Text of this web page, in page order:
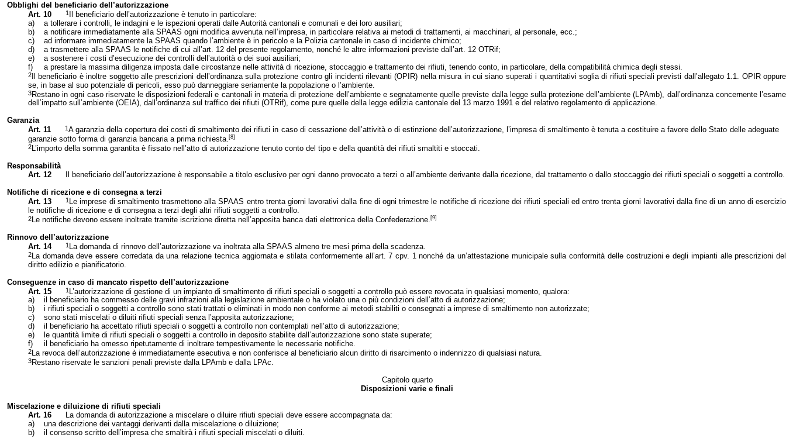
Obblighi del beneficiario dell’autorizzazione
Art. 10
1Il beneficiario dell’autorizzazione è tenuto in particolare:
a)
a tollerare i controlli, le indagini e le ispezioni operati dalle Autorità cantonali e comunali e dei loro ausiliari;
b)
a notificare immediatamente alla SPAAS ogni modifica avvenuta nell’impresa, in particolare relativa ai metodi di trattamenti, ai macchinari, al personale, ecc.;
c)
ad informare immediatamente la SPAAS quando l’ambiente è in pericolo e la Poliziacantonale in caso di incidente chimico;
d)
a trasmettere alla SPAAS le notifiche di cui all’art. 12 del presente regolamento, nonché le altre informazioni previste dall’art. 12 OTRif;
e)
a sostenere i costi d’esecuzione dei controlli dell’autorità o dei suoi ausiliari;
f)
a prestare la massima diligenza imposta dalle circostanze nelle attività di ricezione, stoccaggio e trattamento dei rifiuti, tenendo conto, in particolare, della compatibilità chimica degli stessi.
2Il beneficiario è inoltre soggetto alle prescrizioni dell’ordinanza sulla protezione contro gli incidenti rilevanti (OPIR) nella misura in cui siano superati i quantitativi soglia di rifiuti speciali previsti dall’allegato 1.1. OPIR oppure
se, in base al suo potenziale di pericoli, esso può danneggiare seriamente la popolazione o l’ambiente.
3Restano in ogni caso riservate le disposizioni federali e cantonali in materia di protezione dell’ambiente e segnatamente quelle previste dalla legge sulla protezione dell’ambiente (LPAmb), dall’ordinanza concernente l’esame
dell’impatto sull’ambiente (OEIA), dall’ordinanza sul traffico dei rifiuti (OTRif), come pure quelle della legge edilizia cantonale del 13 marzo 1991 e del relativo regolamento di applicazione.
Garanzia
Art. 11
1 A garanzia della copertura dei costi di smaltimento dei rifiuti in caso di cessazione dell’attività o di estinzione dell’autorizzazione, l’impresa di smaltimento è tenuta a costituire a favore dello Stato delle adeguate
garanzie sotto forma di garanzia bancaria a prima richiesta. [8]
2L’importo della somma garantita è fissato nell’atto di autorizzazione tenuto conto del tipo e della quantità dei rifiuti smaltiti e stoccati.
Responsabilità
Art. 12
Il beneficiario dell’autorizzazione è responsabile a titolo esclusivo per ogni danno provocato a terzi o all’ambiente derivante dalla ricezione, dal trattamento o dallo stoccaggio dei rifiuti speciali o soggetti a controllo.
Notifiche di ricezione e di consegna a terzi
Art. 13
1
Le imprese di smaltimento trasmettono alla SPAAS entro trenta giorni lavorativi dalla fine di ogni trimestre le notifiche di ricezione dei rifiuti speciali ed entro trenta giorni lavorativi dalla fine di un anno di esercizio
le notifiche di ricezione e di consegna a terzi degli altri rifiuti soggetti a controllo.
2Le notifiche devono essere inoltrate tramite iscrizione diretta nell’apposita banca dati elettronica della Confederazione. [9]
Rinnovo dell’autorizzazione
Art. 14
1 La domanda di rinnovo dell’autorizzazione va inoltrata alla SPAAS almeno tre mesi prima della scadenza.
2La domanda deve essere corredata da una relazione tecnica aggiornata e stilata conformemente all’art. 7 cpv. 1 nonché da un’attestazione municipale sulla conformità delle costruzioni e degli impianti alle prescrizioni del
diritto edilizio e pianificatorio.
Conseguenze in caso di mancato rispetto dell’autorizzazione
Art. 15
1L’autorizzazione di gestione di un impianto di smaltimento di rifiuti speciali o soggetti a controllo può essere revocata in qualsiasi momento, qualora:
a)
il beneficiario ha commesso delle gravi infrazioni alla legislazione ambientale o ha violato una o più condizioni dell’atto di autorizzazione;
b)
i rifiuti speciali o soggetti a controllo sono stati trattati o eliminati in modo non conforme ai metodi stabiliti o consegnati a imprese di smaltimento non autorizzate;
c)
sono stati miscelati o diluiti rifiuti speciali senza l’apposita autorizzazione;
d)
il beneficiario ha accettato rifiuti speciali o soggetti a controllo non contemplati nell’atto di autorizzazione;
e)
le quantità limite di rifiuti speciali o soggetti a controllo in deposito stabilite dall’autorizzazione sono state superate;
f)
il beneficiario ha omesso ripetutamente di inoltrare tempestivamente le necessarie notifiche.
2 La revoca dell’autorizzazione è immediatamente esecutiva e non conferisce al beneficiario alcun diritto di risarcimento o indennizzo di qualsiasi natura.
3Restano riservate le sanzioni penali previste dalla LPAmb e dalla LPAc.
Capitolo quarto
Disposizioni varie e finali
Miscelazione e diluizione di rifiuti speciali
Art. 16
La domanda di autorizzazione a miscelare o diluire rifiuti speciali deve essere accompagnata da:
a)
una descrizione dei vantaggi derivanti dalla miscelazione o diluizione;
b)
il consenso scritto dell’impresa che smaltirà i rifiuti speciali miscelati o diluiti.